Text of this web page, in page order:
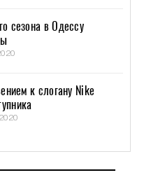
сезона в Одессу
к слогану Nike